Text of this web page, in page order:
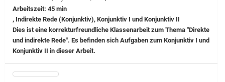
Arbeitszeit: 45 min
, Indirekte Rede (Konjunktiv), Konjunktiv I und Konjunktiv II
Dies ist eine korrekturfreundliche Klassenarbeit zum Thema "Direkte
und indirekte Rede". Es befinden sich Aufgaben zum Konjunktiv I und
Konjunktiv II in dieser Arbeit.